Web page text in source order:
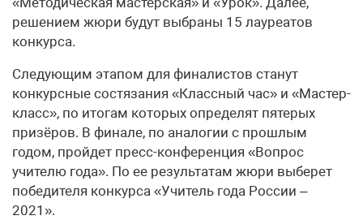
решением жюри будут выбраны 15 лауреатов
конкурса.
Следующим этапом для финалистов станут
конкурсные состязания «Классный час» и «Мастер-
класс», по итогам которых определят пятерых
призёров. В финале, по аналогии с прошлым
годом, пройдет пресс-конференция «Вопрос
учителю года». По ее результатам жюри выберет
победителя конкурса «Учитель года России –
2021».